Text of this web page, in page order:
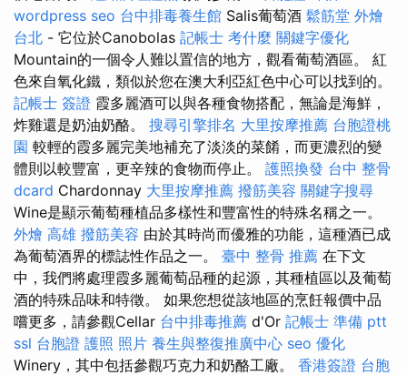
wordpress seo 台中排毒養生館 Salis葡萄酒 鬆筋堂 外燴
台北 - 它位於Canobolas 記帳士 考什麼 關鍵字優化
Mountain的一個令人難以置信的地方，觀看葡萄酒區。 紅
色來自氧化鐵，類似於您在澳大利亞紅色中心可以找到的。
記帳士 簽證 霞多麗酒可以與各種食物搭配，無論是海鮮，
炸雞還是奶油奶酪。 搜尋引擎排名 大里按摩推薦 台胞證桃
園 較輕的霞多麗完美地補充了淡淡的菜餚，而更濃烈的變
體則以較豐富，更辛辣的食物而停止。 護照換發 台中 整骨
dcard Chardonnay 大里按摩推薦 撥筋美容 關鍵字搜尋
Wine是顯示葡萄種植品多樣性和豐富性的特殊名稱之一。
外燴 高雄 撥筋美容 由於其時尚而優雅的功能，這種酒已成
為葡萄酒界的標誌性作品之一。 臺中 整骨 推薦 在下文
中，我們將處理霞多麗葡萄品種的起源，其種植區以及葡萄
酒的特殊品味和特徵。 如果您想從該地區的烹飪報價中品
嚐更多，請參觀Cellar 台中排毒推薦 d'Or 記帳士 準備 ptt
ssl 台胞證 護照 照片 養生與整復推廣中心 seo 優化
Winery，其中包括參觀巧克力和奶酪工廠。 香港簽證 台胞